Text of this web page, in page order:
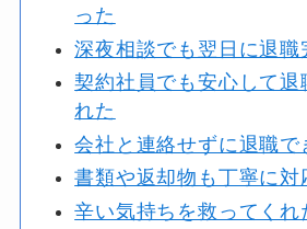
った
深夜相談でも翌日に退職
契約社員でも安心して退
れた
会社と連絡せずに退職で
書類や返却物も丁寧に対
辛い気持ちを救ってくれ